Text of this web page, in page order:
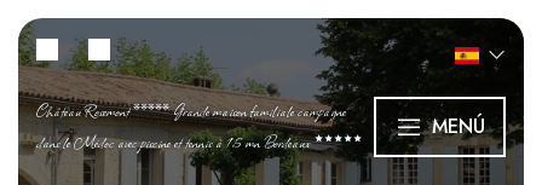
Château Rosemont ***** Grande maison familiale campagne
dans le Médoc avec piscine et tennis à 15 mn Bordeaux
MENÚ